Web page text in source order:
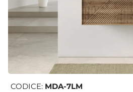
CODICE: MDA-7LM